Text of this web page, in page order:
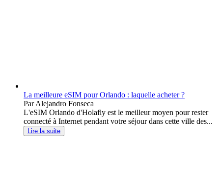
La meilleure eSIM pour Orlando : laquelle acheter ?
Par Alejandro Fonseca
L'eSIM Orlando d'Holafly est le meilleur moyen pour rester
connecté à Internet pendant votre séjour dans cette ville des...
Lire la suite